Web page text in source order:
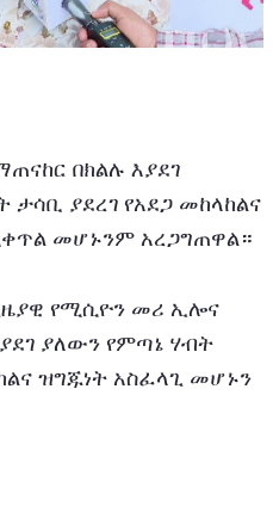
በክልሉ እያደገ
ያደረገ የአደጋ መከላከልና
መሆኑንም አረጋግጠዋል።
የሚሲዮን መሪ ኢሎና
ያለውን የምጣኔ ሃብት
ዝግጁነት አስፈላጊ መሆኑን